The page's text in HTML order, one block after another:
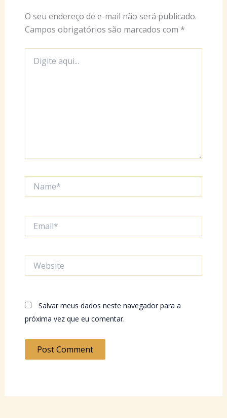
O seu endereço de e-mail não será publicado.
Campos obrigatórios são marcados com *
aqui...
Salvar meus dados neste navegador para a
próxima vez que eu comentar.